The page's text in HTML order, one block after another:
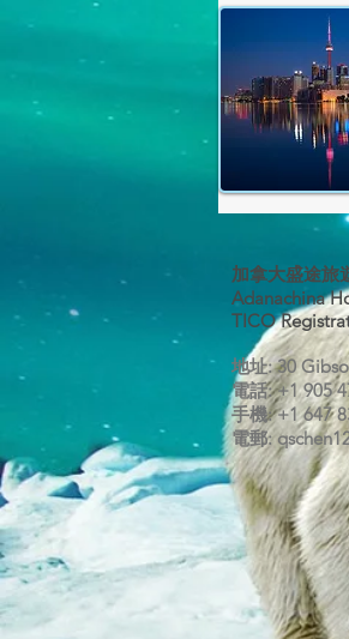
加拿大盛途旅
Adanachina
TICO
地址:30
電話: +1 905
手機: +1 647
電郵: